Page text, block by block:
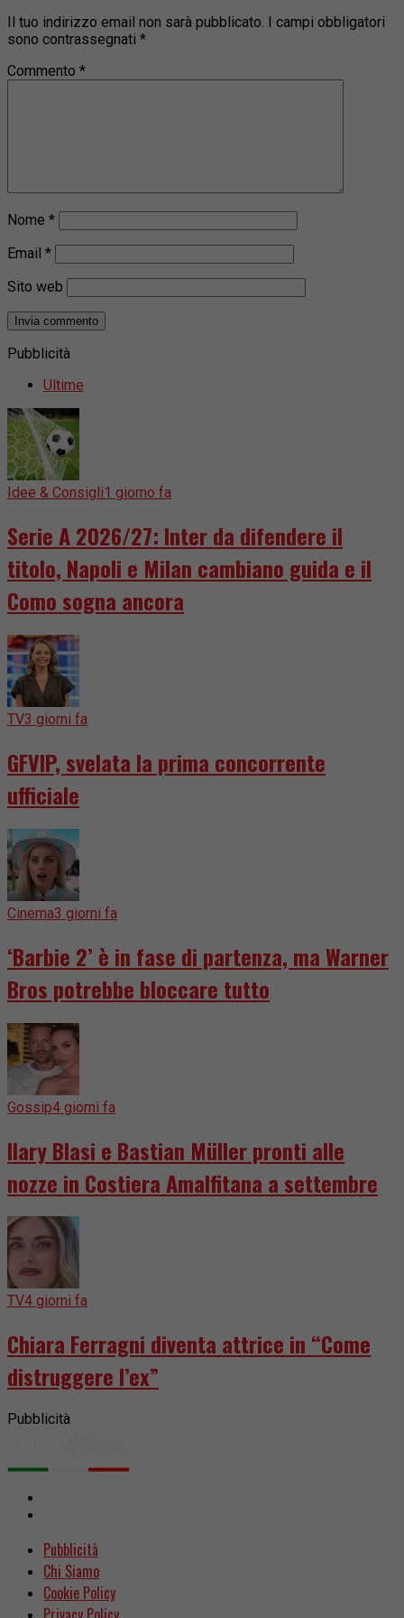
Il tuo indirizzo email non sarà pubblicato.
I campi obbligatori
sono contrassegnati *
Commento *
Nome *
Email *
Sito web
Pubblicità
Ultime
Idee & Consigli1 giorno fa
Serie A 2026/27: Inter da difendere il
titolo, Napoli e Milan cambiano guida e il
Como sogna ancora
TV3 giorni fa
GFVIP, svelata la prima concorrente
ufficiale
Cinema3 giorni fa
‘Barbie 2’ è in fase di partenza, ma Warner
Bros potrebbe bloccare tutto
Gossip4 giorni fa
Ilary Blasi e Bastian Müller pronti alle
nozze in Costiera Amalfitana a settembre
TV4 giorni fa
Chiara Ferragni diventa attrice in “Come
distruggere l’ex”
Pubblicità
Pubblicità
Chi Siamo
Cookie Policy